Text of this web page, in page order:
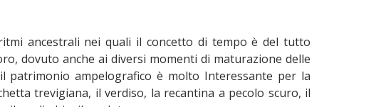
ancestrali nei quali il concetto di tempo è del tutto
dovuto anche ai diversi momenti di maturazione delle
patrimonio ampelografico è molto Interessante per la
trevigiana, il verdiso, la recantina a pecolo scuro, il